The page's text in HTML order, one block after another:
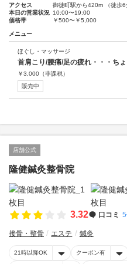
アクセス
御徒町駅から420m （徒歩6
本日の営業状況 10:00〜19:00
価格帯
￥500〜￥5,000
メニュー
ほぐし・マッサージ
首肩こり/腰痛/足の疲れ・・・ち
￥3,000 （非課税）
販売中
店舗公式
隆健鍼灸整骨院
3.32 口コミ
接骨・整骨 エステ 鍼灸
21時以降OK クーポン有